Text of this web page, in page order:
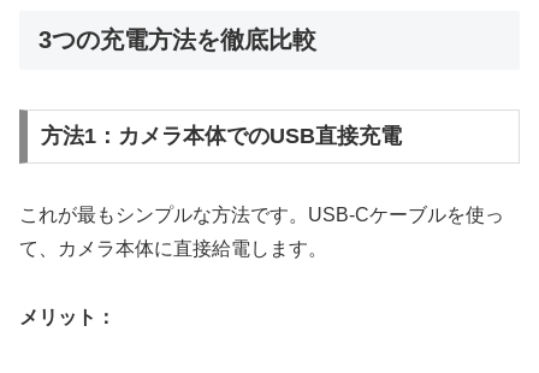
3つの充電方法を徹底比較
方法1：カメラ本体でのUSB直接充電
これが最もシンプルな方法です。USB-Cケーブルを使っ
て、カメラ本体に直接給電します。
メリット：